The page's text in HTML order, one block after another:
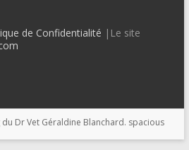
de Confidentialité |Le site
du Dr Vet Géraldine Blanchard. spacious